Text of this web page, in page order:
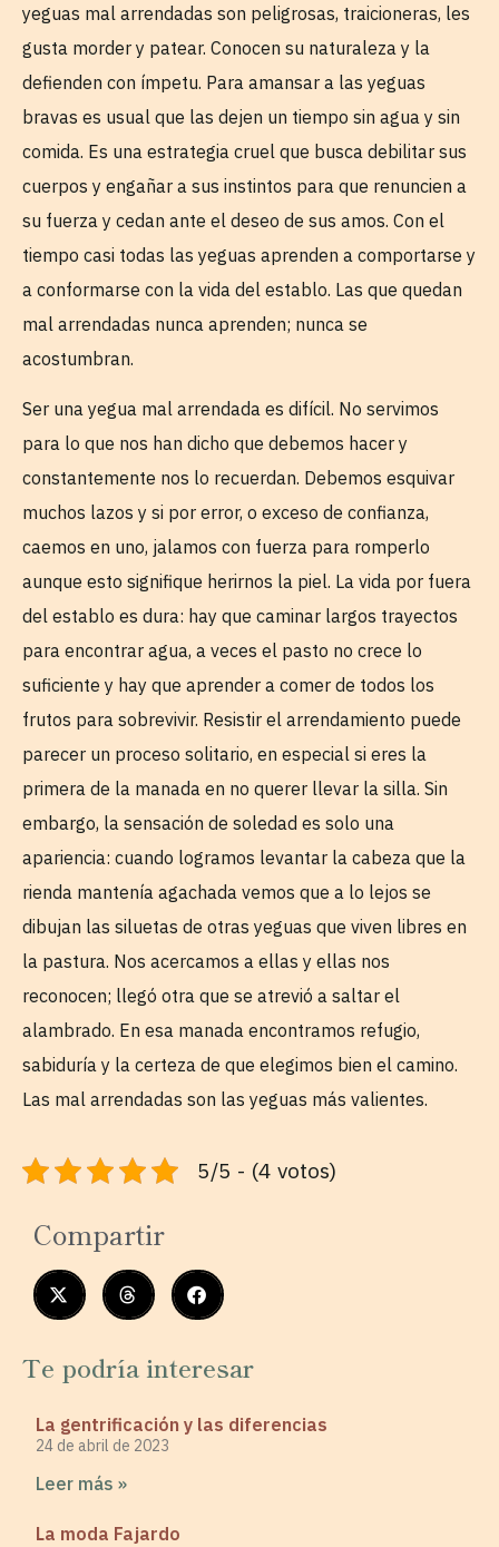
yeguas mal arrendadas son peligrosas, traicioneras, les
gusta morder y patear. Conocen su naturaleza y la
defienden con ímpetu. Para amansar a las yeguas
bravas es usual que las dejen un tiempo sin agua y sin
comida. Es una estrategia cruel que busca debilitar sus
cuerpos y engañar a sus instintos para que renuncien a
su fuerza y cedan ante el deseo de sus amos. Con el
tiempo casi todas las yeguas aprenden a comportarse y
a conformarse con la vida del establo. Las que quedan
mal arrendadas nunca aprenden; nunca se
acostumbran.
Ser una yegua mal arrendada es difícil. No servimos
para lo que nos han dicho que debemos hacer y
constantemente nos lo recuerdan. Debemos esquivar
muchos lazos y si por error, o exceso de confianza,
caemos en uno, jalamos con fuerza para romperlo
aunque esto signifique herirnos la piel. La vida por fuera
del establo es dura: hay que caminar largos trayectos
para encontrar agua, a veces el pasto no crece lo
suficiente y hay que aprender a comer de todos los
frutos para sobrevivir. Resistir el arrendamiento puede
parecer un proceso solitario, en especial si eres la
primera de la manada en no querer llevar la silla. Sin
embargo, la sensación de soledad es solo una
apariencia: cuando logramos levantar la cabeza que la
rienda mantenía agachada vemos que a lo lejos se
dibujan las siluetas de otras yeguas que viven libres en
la pastura. Nos acercamos a ellas y ellas nos
reconocen; llegó otra que se atrevió a saltar el
alambrado. En esa manada encontramos refugio,
sabiduría y la certeza de que elegimos bien el camino.
Las mal arrendadas son las yeguas más valientes.
5/5 - (4 votos)
Compartir
Te podría interesar
La gentrificación y las diferencias
24 de abril de 2023
Leer más »
La moda Fajardo